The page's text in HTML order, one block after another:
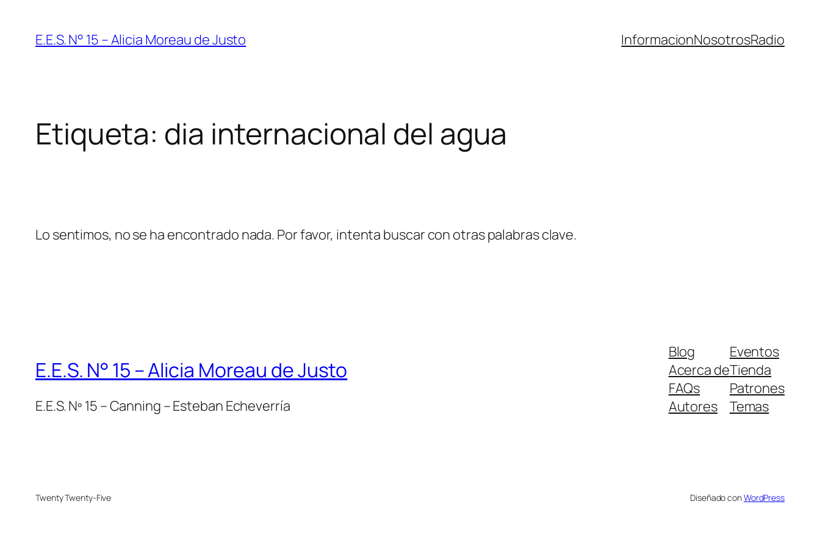
contenido
E.E.S. N° 15 – Alicia Moreau de Justo InformacionNosotrosRadio
Etiqueta: dia internacional del agua
Lo sentimos, no se ha encontrado nada. Por favor, intenta buscar con otras palabras clave.
E.E.S. N° 15 – Alicia Moreau de Justo
E.E.S. Nº 15 – Canning – Esteban Echeverría
Blog
Acerca de
FAQs
Autores
Eventos
Tienda
Patrones
Temas
Twenty Twenty-Five Diseñado conWordPress